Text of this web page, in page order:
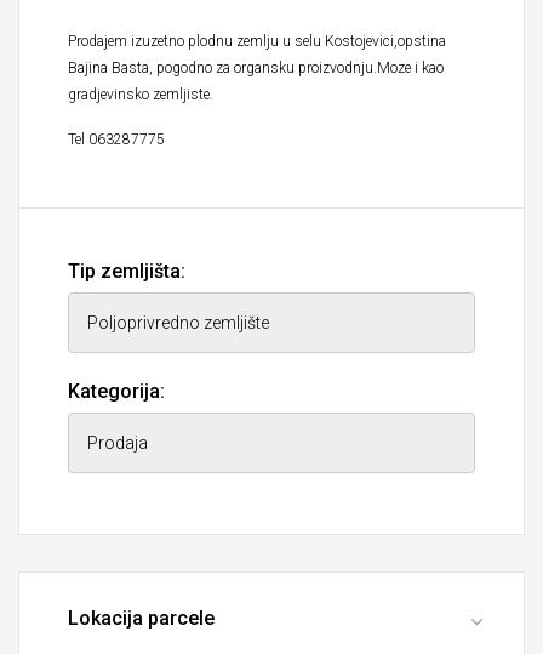
Prodajem izuzetno plodnu zemlju u selu Kostojevici,opstina
Bajina Basta, pogodno za organsku proizvodnju.Moze i kao
gradjevinsko zemljiste.
Tel 063287775
Tip zemljišta:
Kategorija:
Lokacija parcele